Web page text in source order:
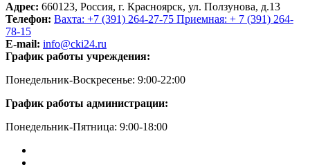
Адрес: 660123, Россия, г. Красноярск, ул. Ползунова, д.13
Телефон: Вахта: +7 (391) 264-27-75 Приемная: + 7 (391) 264-
78-15
E-mail: info@cki24.ru
График работы учреждения:
Понедельник-Воскресенье: 9:00-22:00
График работы администрации:
Понедельник-Пятница: 9:00-18:00